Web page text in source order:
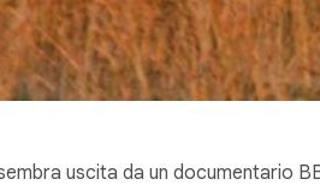
uscita da un documentario